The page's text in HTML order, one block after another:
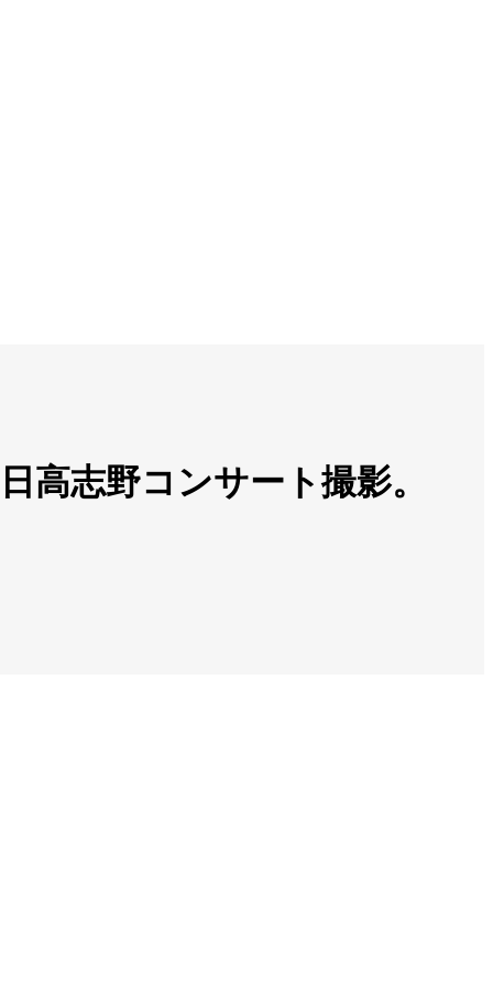
高志野コンサート撮影。